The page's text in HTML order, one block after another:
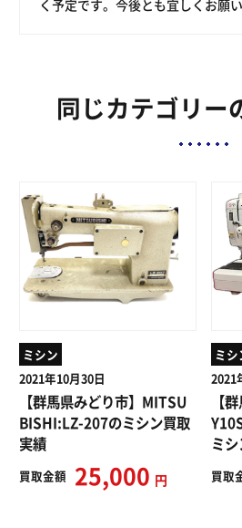
く予定です。今後とも宜しくお願
同じカテゴリー
ミシン
2021年10月30日
【群馬県みどり市】MITSU
BISHI:LZ-207のミシン買取
実績
買取金額 25,000 円
ミシ
2021
【
ミ
買取